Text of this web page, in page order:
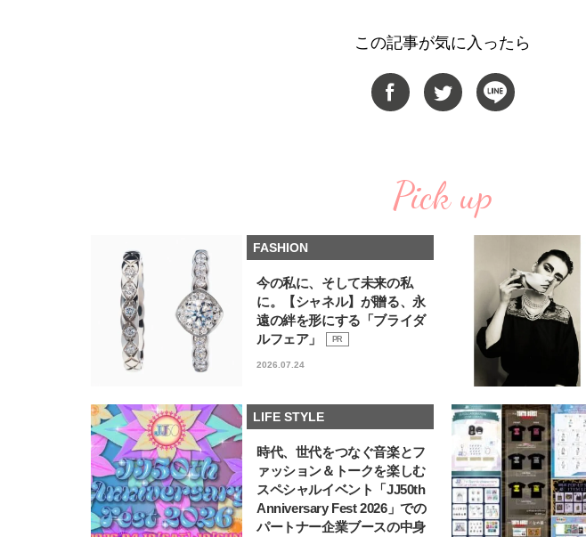
この記事が気に入ったら
Pick up
FASHION
今の私に、そして未来の私
に。【シャネル】が贈る、永
遠の絆を形にする「ブライダ
ルフェア」
PR
2026.07.24
LIFE STYLE
時代、世代をつなぐ音楽とフ
ァッション＆トークを楽しむ
スペシャルイベント「JJ50th
Anniversary Fest 2026」での
パートナー企業ブースの中身
夏の必需品〉
【JJ専属モデルの素顔】ビューテ
ィ大好き！ 松川 星のお気に入り
【J’s Picks】悲しい経験でたどり
着いた…J-BOY三上龍の手放せな
い“オールインワン”アイテム〈ビ
ューティ＆ファッション夏の必需
て？】自称“コスメオタク見習
い”のポーチの中身、拝見しま
【J’s Picks】J-GIRL早坂萌香の
徹底した日焼けケア！ でも、いち
ばん大切なのは…〈ビューティ＆
ファッション夏の必需品〉
2026.07.24
BEAUTY